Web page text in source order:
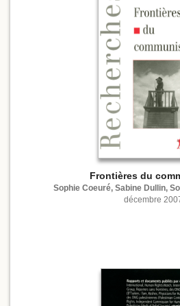
Frontières du
Sophie Coeuré, Sabine Dullin,
décembre